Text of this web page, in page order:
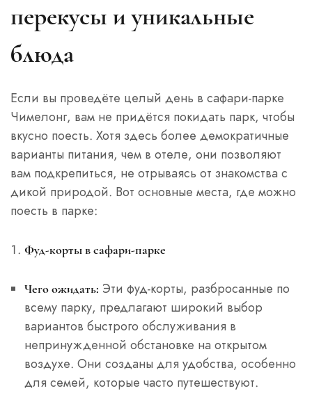
перекусы и уникальные
блюда
Если вы проведёте целый день в сафари-парке
Чимелонг, вам не придётся покидать парк, чтобы
вкусно поесть. Хотя здесь более демократичные
варианты питания, чем в отеле, они позволяют
вам подкрепиться, не отрываясь от знакомства с
дикой природой. Вот основные места, где можно
поесть в парке:
Фуд-корты в сафари-парке
Чего ожидать: Эти фуд-корты, разбросанные по
всему парку, предлагают широкий выбор
вариантов быстрого обслуживания в
непринужденной обстановке на открытом
воздухе. Они созданы для удобства, особенно
для семей, которые часто путешествуют.